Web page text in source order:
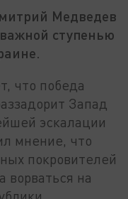
Медведев
ступенью
что победа
Запад
эскалации
мнение, что
покровителей
ворваться на